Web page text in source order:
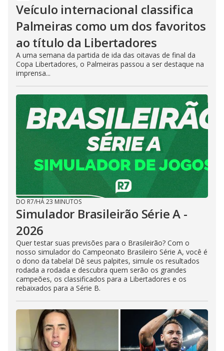
Veículo internacional classifica
Palmeiras como um dos favoritos
ao título da Libertadores
A uma semana da partida de ida das oitavas de final da
Copa Libertadores, o Palmeiras passou a ser destaque na
imprensa...
DO R7/HÁ 23 MINUTOS
Simulador Brasileirão Série A -
2026
Quer testar suas previsões para o Brasileirão? Com o
nosso simulador do Campeonato Brasileiro Série A, você é
o dono da tabela! Dê seus palpites, simule os resultados
rodada a rodada e descubra quem serão os grandes
campeões, os classificados para a Libertadores e os
rebaixados para a Série B.